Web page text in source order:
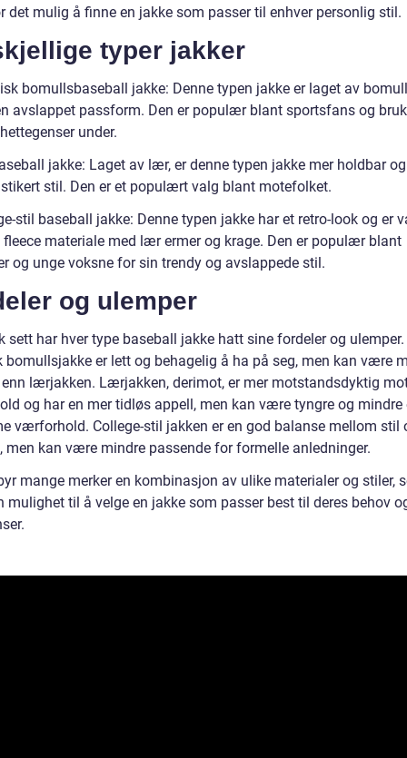
det mulig å finne en jakke som passer til enhver personlig stil.
typer jakker
bomullsbaseball jakke: Denne typen jakke er laget av
avslappet passform. Den er populær blant sportsfans og
under.
jakke: Laget av lær, er denne typen jakke mer holdbar
stil. Den er et populært valg blant motefolket.
stil baseball jakke: Denne typen jakke har et retro-look og er
fleece materiale med lær ermer og krage. Den er populær blant
og unge voksne for sin trendy og avslappede stil.
og ulemper
sett har hver type baseball jakke hatt sine fordeler og ulemper.
bomullsjakke er lett og behagelig å ha på seg, men kan være
lærjakken. Lærjakken, derimot, er mer motstandsdyktig
og har en mer tidløs appell, men kan være tyngre og mindre
værforhold. College-stil jakken er en god balanse mellom stil
men kan være mindre passende for formelle anledninger.
mange merker en kombinasjon av ulike materialer og stiler,
mulighet til å velge en jakke som passer best til deres behov